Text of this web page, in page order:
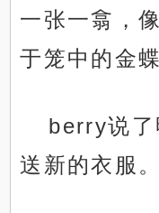
一张一翕，
于笼中的金蝶
berry说了
送新的衣服。